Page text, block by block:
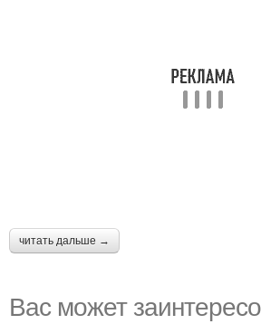
читать дальше →
Вас может